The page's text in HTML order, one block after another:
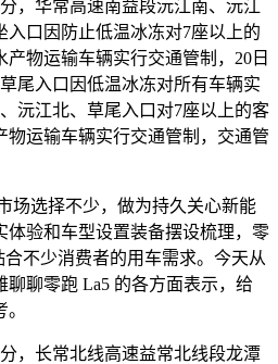
华常高速南益段沅江南、沅江
口因防止低温冰冻对7座以上的
物运输车辆实行交通管制，20日
尾入口因低温冰冻对所有车辆实
沅江北、草尾入口对7座以上的客
物运输车辆实行交通管制，交通管
选择不少，做为持久关心新能
体验和车型设置装备摆设梳理，零
不少消费者的用车需求。今天从
聊聊零跑 La5 的各方面表示，给
，长常北线高速益常北线段龙潭